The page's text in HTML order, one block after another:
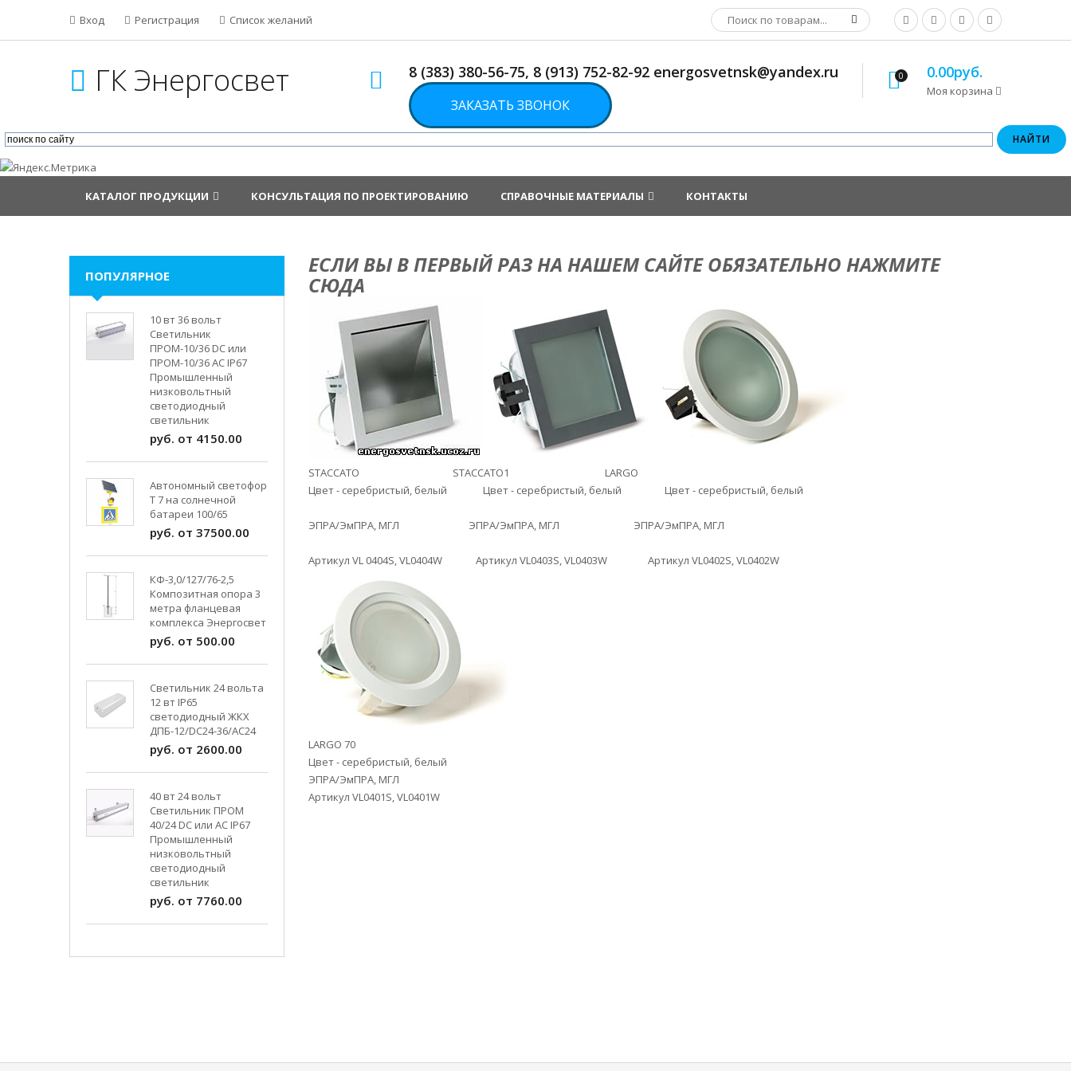
Вход Регистрация Список желаний
ГК Энергосвет 8 (383) 380-56-75, 8 (913) 752-82-92 energosvetnsk@yandex.ru
ЗАКАЗАТЬ ЗВОНОК
0 0.00руб.
Моя корзина
КАТАЛОГ ПРОДУКЦИИ КОНСУЛЬТАЦИЯ ПО ПРОЕКТИРОВАНИЮ СПРАВОЧНЫЕ МАТЕРИАЛЫ КОНТАКТЫ
ЕСЛИ ВЫ В ПЕРВЫЙ РАЗ НА НАШЕМ САЙТЕ ОБЯЗАТЕЛЬНО НАЖМИТЕ
СЮДА
STACCATO STACCATO1
LARGO
Цвет - серебристый, белый Цвет - серебристый, белый Цвет - серебристый, белый
ЭПРА/ЭмПРА, МГЛ ЭПРА/ЭмПРА, МГЛ ЭПРА/ЭмПРА, МГЛ
Артикул VL 0404S, VL0404W Артикул VL0403S, VL0403W Артикул VL0402S, VL0402W
LARGO 70
Цвет - серебристый, белый
ЭПРА/ЭмПРА, МГЛ
Артикул VL0401S, VL0401W
ПОПУЛЯРНОЕ
10 вт 36 вольт
Светильник
ПРОМ-10/36 DC или
ПРОМ-10/36 AC IP67
Промышленный
низковольтный
светодиодный
светильник
руб. от 4150.00
Автономный светофор
Т 7 на солнечной
батареи 100/65
руб. от 37500.00
КФ-3,0/127/76-2,5
Композитная опора 3
метра фланцевая
комплекса Энергосвет
руб. от 500.00
Светильник 24 вольта
12 вт IP65
светодиодный ЖКХ
ДПБ-12/DC24-36/АС24
руб. от 2600.00
40 вт 24 вольт
Светильник ПРОМ
40/24 DC или AC IP67
Промышленный
низковольтный
светодиодный
светильник
руб. от 7760.00